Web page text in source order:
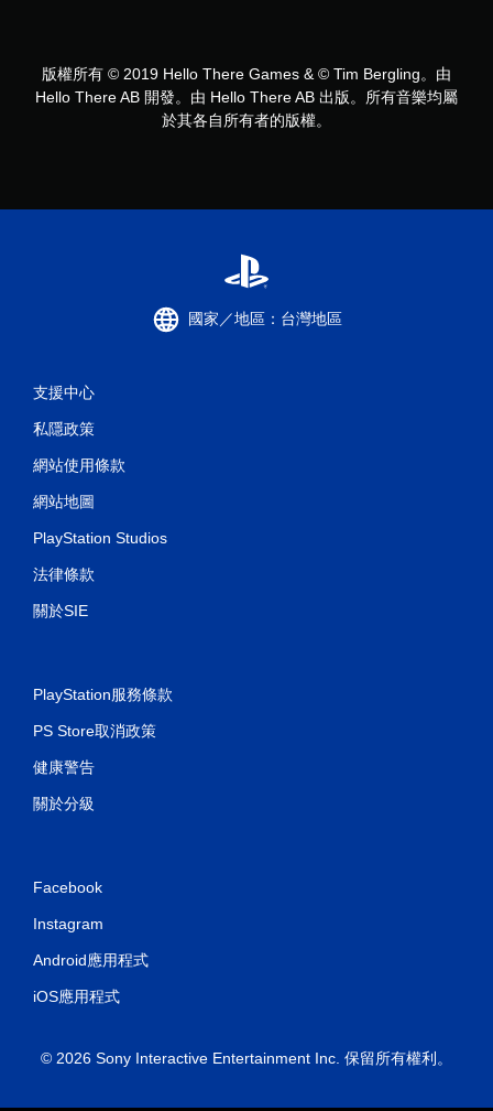
版權所有 © 2019 Hello There Games & © Tim Bergling。由
Hello There AB 開發。由 Hello There AB 出版。所有音樂均屬
於其各自所有者的版權。
國家／地區：台灣地區
支援中心
私隱政策
網站使用條款
網站地圖
PlayStation Studios
法律條款
關於SIE
PlayStation服務條款
PS Store取消政策
健康警告
關於分級
Facebook
Instagram
Android應用程式
iOS應用程式
© 2026 Sony Interactive Entertainment Inc. 保留所有權利。